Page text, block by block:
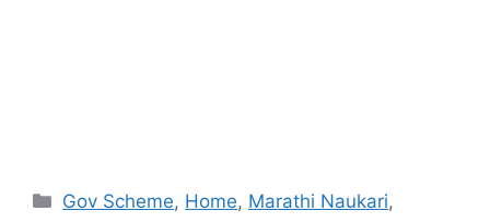
Categories
Gov Scheme, Home, Marathi Naukari,